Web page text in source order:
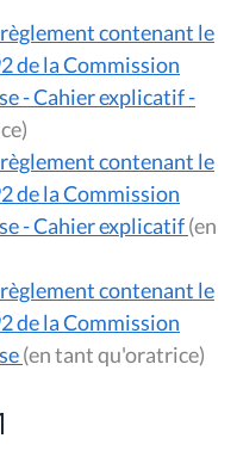
contenant le
de la Commission
- Cahier explicatif -
contenant le
de la Commission
- Cahier explicatif(en
contenant le
de la Commission
(en tant qu'oratrice)